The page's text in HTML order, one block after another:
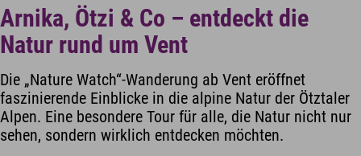
Arnika, Ötzi & Co – entdeckt die
Natur rund um Vent
Die „Nature Watch“-Wanderung ab Vent eröffnet
faszinierende Einblicke in die alpine Natur der Ötztaler
Alpen. Eine besondere Tour für alle, die Natur nicht nur
sehen, sondern wirklich entdecken möchten.